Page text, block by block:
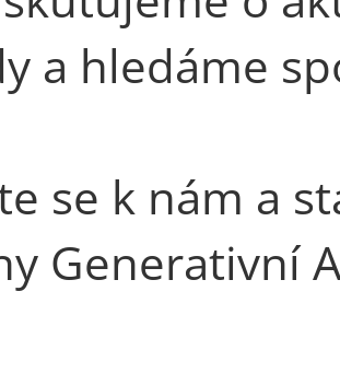
a hledáme
se k nám a
Generativní